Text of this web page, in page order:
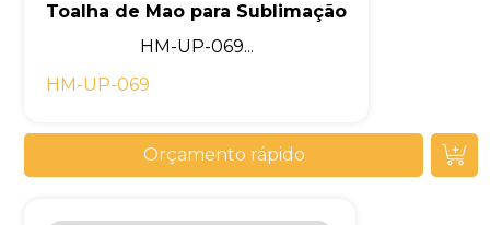
Toalha de Mao para Sublimação
HM-UP-069...
HM-UP-069
Orçamento rápido